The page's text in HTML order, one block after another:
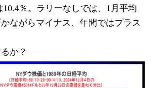
10.4％。ラリーなしでは、1月平均
ながらマイナス、年間ではプラス
か？